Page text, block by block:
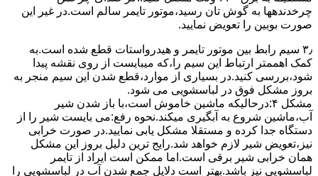
چرخدندهها به گوش تان رﺳﯿﺪ،ﻣﻮﺗﻮر ﺗﺎﯾﻤﺮ ﺳﺎﻟﻢ اﺳﺖ.در ﻏﯿﺮ اﯾﻦ
ﺻﻮرت ﺑﻮﺑﯿﻦ را ﺗﻌﻮﯾﺾ ﻧﻤﺎﯾﯿﺪ.
۳٫ ﺳﯿﻢ راﺑﻂ ﺑﯿﻦ ﻣﻮﺗﻮر ﺗﺎﯾﻤﺮ و ﻫﯿﺪرواﺳﺘﺎت ﻗﻄﻊ ﺷﺪه اﺳﺖ.به
کمک اهممتر ارﺗﺒﺎط اﯾﻦ ﺳﯿﻢ را،ﮐﻪ میبایست از روی ﻧﻘﺸﻪ ﭘﯿﺪا
ﺷﻮد،بررسی ﮐﻨﯿﺪ.در ﺑﺴﯿﺎری از موارد،ﻗﻄﻊ ﺷﺪن اﯾﻦ ﺳﯿﻢ ﻣﻨﺠﺮ ﺑﻪ
ﺑﺮوز مشکل ﻓﻮق در لباسشویی می شود.
مشکل ۴:درحالیکه ﻣﺎﺷﯿﻦ ﺧﺎﻣﻮش اﺳﺖ،ﺑﺎ ﺑﺎز ﺷﺪن ﺷﯿﺮ
آب،ﻣﺎﺷﯿﻦ ﺷﺮوع ﺑﻪ آﺑﮕﯿﺮی میکند.نحوه رﻓﻊ:می بایست ﺷﯿﺮ را از
دستگاه جدا کرده و مستقلا مشکل یابی نمایید.در صورت خرابی
نیز،تعویض شیر لازم خواهد شد.رایج ترین دلیل بروز این مشکل
همان خرابی شیر برقی است.اما ممکن است ایراد از تایمر
لباسشویی نیز باشد.بهتر است دلایل جمع شدن آب در لباسشویی را